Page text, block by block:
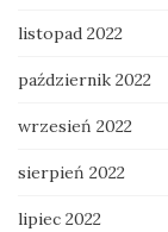
listopad 2022
październik 2022
wrzesień 2022
sierpień 2022
lipiec 2022